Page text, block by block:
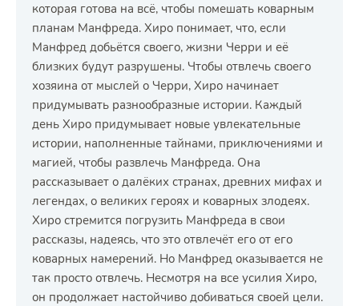
которая готова на всё, чтобы помешать коварным
планам Манфреда. Хиро понимает, что, если
Манфред добьётся своего, жизни Черри и её
близких будут разрушены. Чтобы отвлечь своего
хозяина от мыслей о Черри, Хиро начинает
придумывать разнообразные истории. Каждый
день Хиро придумывает новые увлекательные
истории, наполненные тайнами, приключениями и
магией, чтобы развлечь Манфреда. Она
рассказывает о далёких странах, древних мифах и
легендах, о великих героях и коварных злодеях.
Хиро стремится погрузить Манфреда в свои
рассказы, надеясь, что это отвлечёт его от его
коварных намерений. Но Манфред оказывается не
так просто отвлечь. Несмотря на все усилия Хиро,
он продолжает настойчиво добиваться своей цели.